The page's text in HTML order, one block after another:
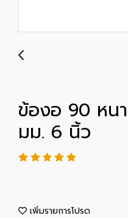
ข้องอ 90 หน
มม. 6 นิ้ว
เพิ่มรายการโปรด